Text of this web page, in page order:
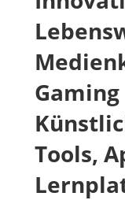
Tools,